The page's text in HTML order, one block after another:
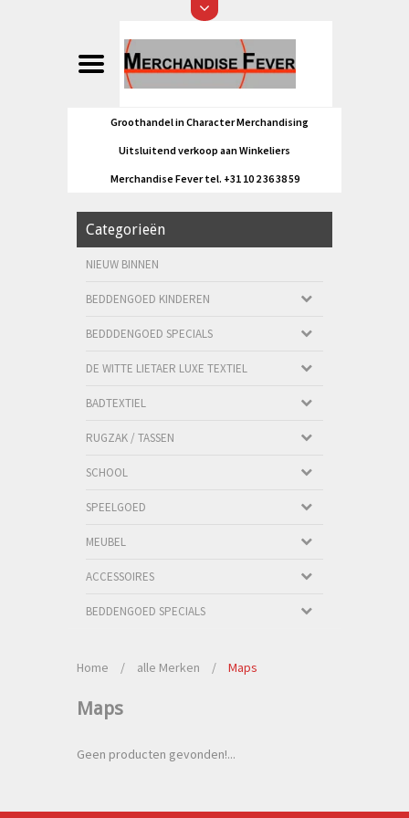
Groothandel in Character Merchandising
Uitsluitend verkoop aan Winkeliers
Merchandise Fever tel. +31 10 2 36 38 59
Categorieën
NIEUW BINNEN
BEDDENGOED KINDEREN
BEDDDENGOED SPECIALS
DE WITTE LIETAER LUXE TEXTIEL
BADTEXTIEL
RUGZAK / TASSEN
SCHOOL
SPEELGOED
MEUBEL
ACCESSOIRES
BEDDENGOED SPECIALS
Home / alle Merken / Maps
Maps
Geen producten gevonden!...